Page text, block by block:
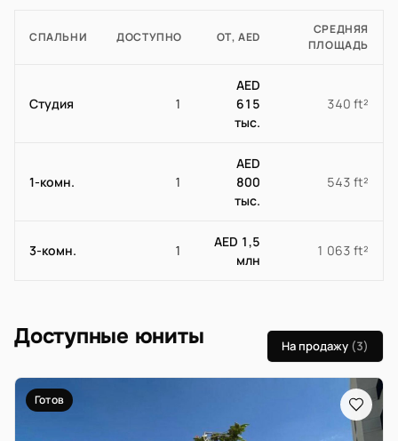
СПАЛЬНИ ДОСТУПНО ОТ, AED
СРЕДНЯЯ
ПЛОЩАДЬ
Студия 1
AED
615
тыс.
340 ft²
1-комн. 1
AED
800
тыс.
543 ft²
3-комн. 1
AED 1,5
млн
1 063 ft²
Доступные юниты На продажу (3)
Готов